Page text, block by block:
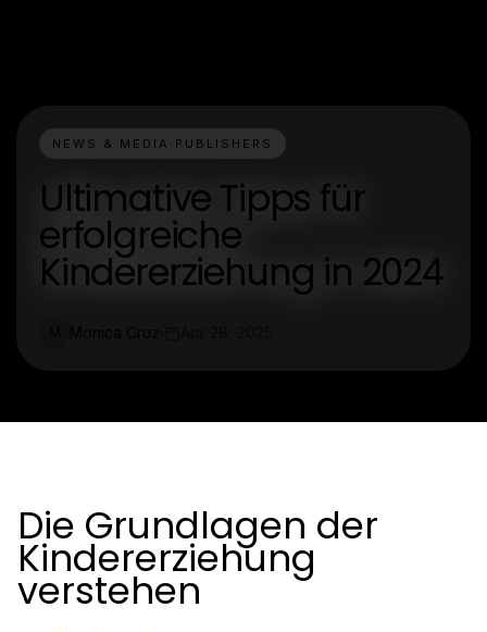
NEWS & MEDIA PUBLISHERS
Ultimative Tipps für
erfolgreiche
Kindererziehung in 2024
Die Grundlagen der
Kindererziehung
verstehen